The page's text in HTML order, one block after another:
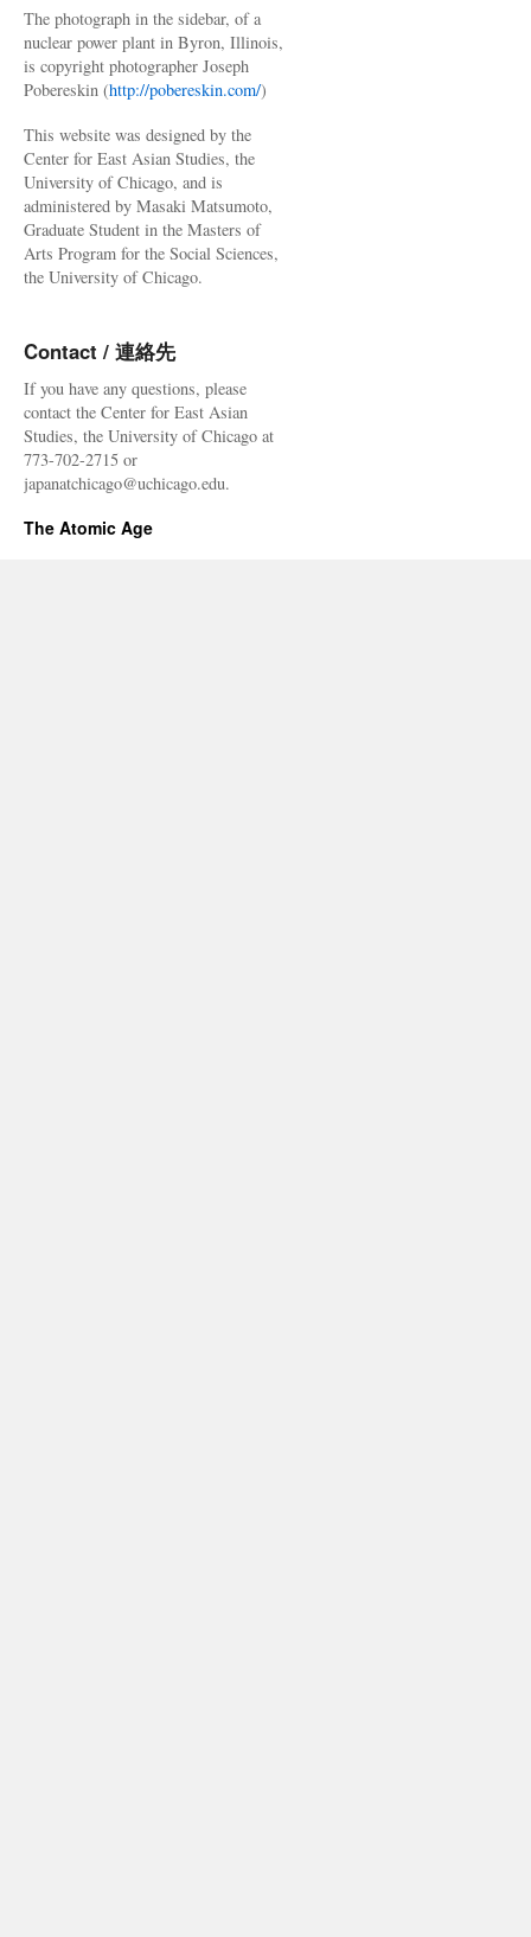
The photograph in the sidebar, of a
nuclear power plant in Byron, Illinois,
is copyright photographer Joseph
Pobereskin (http://pobereskin.com/)
This website was designed by the
Center for East Asian Studies, the
University of Chicago, and is
administered by Masaki Matsumoto,
Graduate Student in the Masters of
Arts Program for the Social Sciences,
the University of Chicago.
Contact / 連絡先
If you have any questions, please
contact the Center for East Asian
Studies, the University of Chicago at
773-702-2715 or
japanatchicago@uchicago.edu.
The Atomic Age